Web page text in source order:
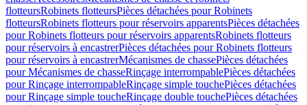
flotteursRobinets flotteursPièces détachées pour Robinets
flotteursRobinets flotteurs pour réservoirs apparentsPièces détachées
pour Robinets flotteurs pour réservoirs apparentsRobinets flotteurs
pour réservoirs à encastrerPièces détachées pour Robinets flotteurs
pour réservoirs à encastrerMécanismes de chassePièces détachées
pour Mécanismes de chasseRinçage interrompablePièces détachées
pour Rinçage interrompableRinçage simple touchePièces détachées
pour Rinçage simple toucheRinçage double touchePièces détachées